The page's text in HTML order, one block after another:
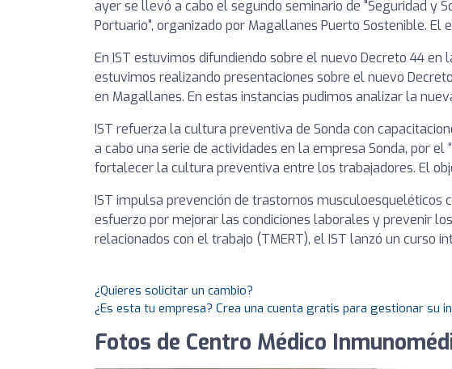
ayer se llevó a cabo el segundo seminario de "Seguridad y
Portuario", organizado por Magallanes Puerto Sostenible. El
En IST estuvimos difundiendo sobre el nuevo Decreto 44 en
estuvimos realizando presentaciones sobre el nuevo
en Magallanes. En estas instancias pudimos analizar la
IST refuerza la cultura preventiva de Sonda con
a cabo una serie de actividades en la empresa Sonda, por el
fortalecer la cultura preventiva entre los trabajadores. El
IST impulsa prevención de trastornos musculoesqueléticos
esfuerzo por mejorar las condiciones laborales y prevenir
relacionados con el trabajo (TMERT), el IST lanzó un curso
¿Quieres solicitar un cambio?
¿Es esta tu empresa? Crea una cuenta gratis para gestionar su
Fotos de Centro Médico